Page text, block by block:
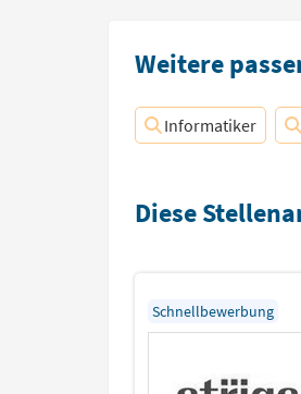
Weitere
Informatiker
Diese
Schnellbewerbung